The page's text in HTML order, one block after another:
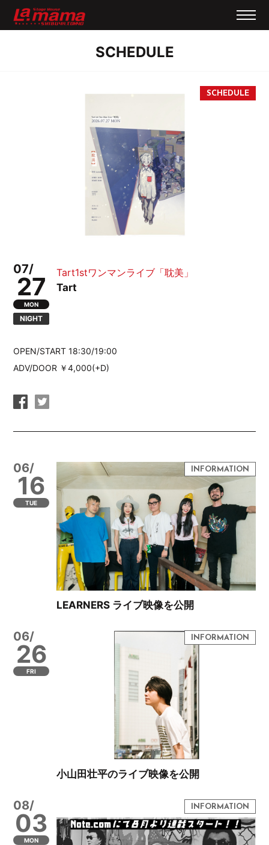
SCHEDULE
07/
27
MON
NIGHT
Tart1stワンマンライブ「耽美」
Tart
OPEN/START 18:30/19:00
ADV/DOOR ￥4,000(+D)
06/
16
TUE
LEARNERS ライブ映像を公開
06/
26
FRI
小山田壮平のライブ映像を公開
08/
03
MON